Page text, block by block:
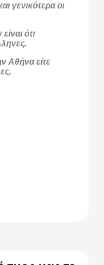
γενικότερα οι
ότι
Αθήνα είτε